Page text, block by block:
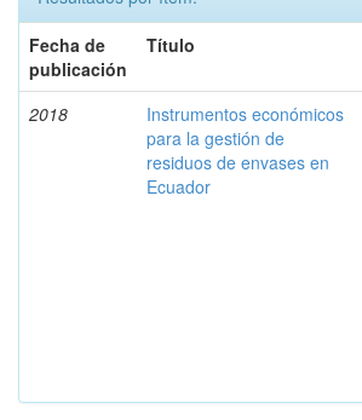
Fecha de
publicación
Título
2018
Instrumentos económicos
para la gestión de
residuos de envases en
Ecuador